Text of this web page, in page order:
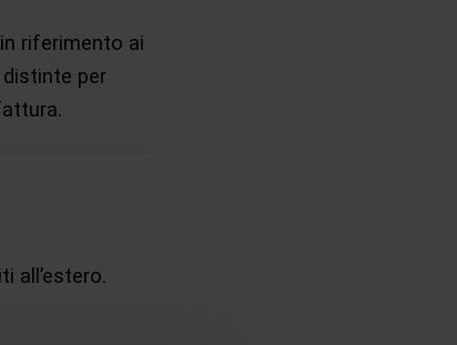
riferimento ai
per
all’estero.